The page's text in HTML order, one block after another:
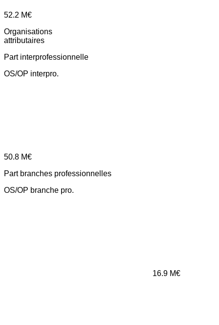
52.2 M€
Organisations
attributaires
Part interprofessionnelle
OS/OP interpro.
50.8 M€
Part branches professionnelles
OS/OP branche pro.
16.9 M€